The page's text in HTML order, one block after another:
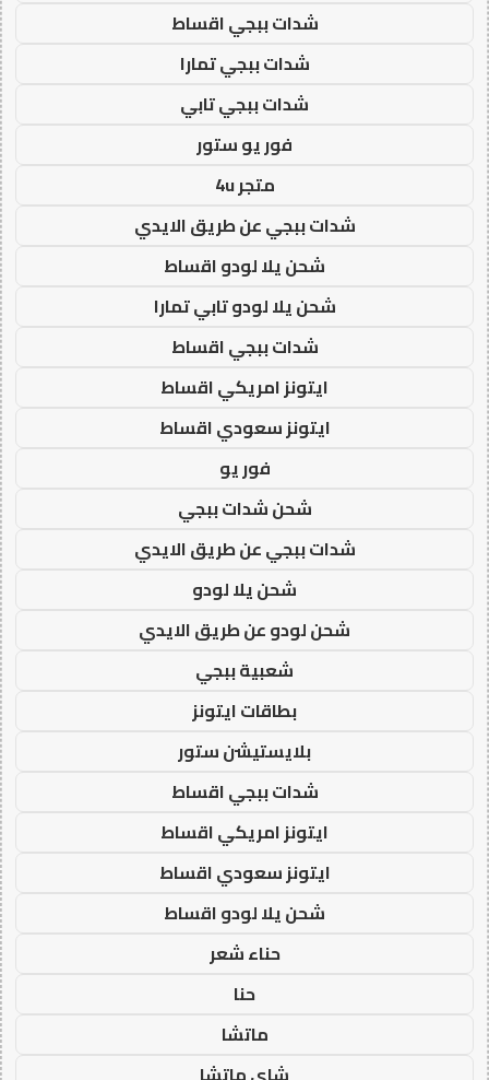
شدات ببجي اقساط
شدات ببجي تمارا
شدات ببجي تابي
فور يو ستور
متجر 4u
شدات ببجي عن طريق الايدي
شحن يلا لودو اقساط
شحن يلا لودو تابي تمارا
شدات ببجي اقساط
ايتونز امريكي اقساط
ايتونز سعودي اقساط
فور يو
شحن شدات ببجي
شدات ببجي عن طريق الايدي
شحن يلا لودو
شحن لودو عن طريق الايدي
شعبية ببجي
بطاقات ايتونز
بلايستيشن ستور
شدات ببجي اقساط
ايتونز امريكي اقساط
ايتونز سعودي اقساط
شحن يلا لودو اقساط
حناء شعر
حنا
ماتشا